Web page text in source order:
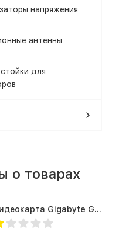
напряжения
антенны
для
о товарах
Видеокарта Gigabyte GTX1660TI 6GB (GV-N166TOC-6GD 1.0A)